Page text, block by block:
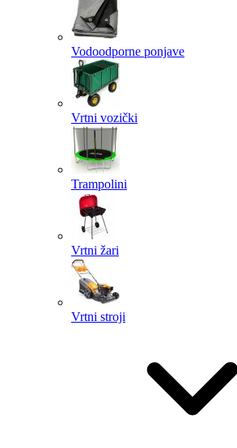
Vodoodporne ponjave
Vrtni vozički
Trampolini
Vrtni žari
Vrtni stroji